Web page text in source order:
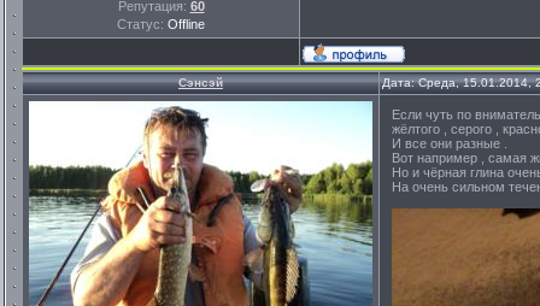
Репутация: 60
Статус: Offline
Сэнсэй Дата: Среда, 15.01.2014,
Если чуть по
жёлтого , серого ,
И все они разные .
Вот например , самая
Но и чёрная глина
На очень сильном